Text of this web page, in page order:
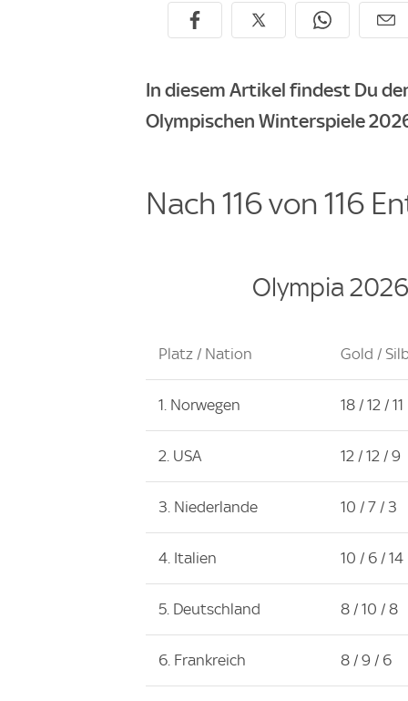
In diesem Artikel findest Du
Olympischen Winterspiele
Nach 116 von 116
Olympia
Platz / Nation Gold /
1. Norwegen 18 / 12 / 11
2. USA 12 / 12 / 9
3. Niederlande 10 / 7 / 3
4. Italien 10 / 6 / 14
5. Deutschland 8 / 10 / 8
6. Frankreich 8 / 9 / 6